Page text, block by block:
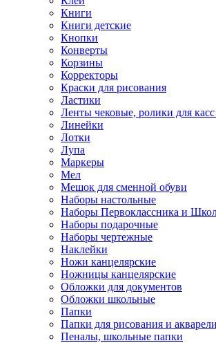
Книги
Книги детские
Кнопки
Конверты
Корзины
Корректоры
Краски для рисования
Ластики
Ленты чековые, ролики для
Линейки
Лотки
Лупа
Маркеры
Мел
Мешок для сменной обуви
Наборы настольные
Наборы Первоклассника и
Наборы подарочные
Наборы чертежные
Наклейки
Ножи канцелярские
Ножницы канцелярские
Обложки для документов
Обложки школьные
Папки
Папки для рисования и акварели
Пеналы, школьные папки